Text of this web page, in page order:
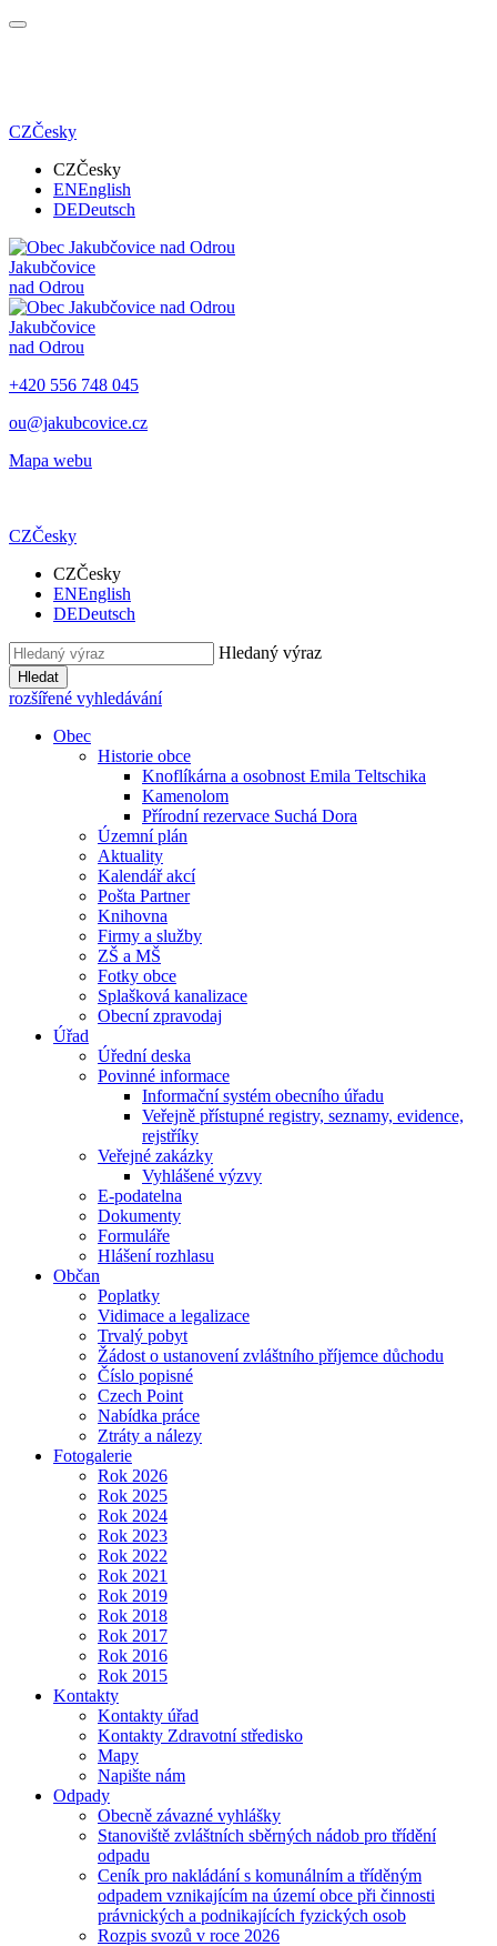
CZČesky
CZČesky
ENEnglish
DEDeutsch
Jakubčovice
nad Odrou
Jakubčovice
nad Odrou
+420 556 748 045
ou@jakubcovice.cz
Mapa webu
CZČesky
CZČesky
ENEnglish
DEDeutsch
Hledaný výraz
Hledat
rozšířené vyhledávání
Obec
Historie obce
Knoflíkárna a osobnost Emila Teltschika
Kamenolom
Přírodní rezervace Suchá Dora
Územní plán
Aktuality
Kalendář akcí
Pošta Partner
Knihovna
Firmy a služby
ZŠ a MŠ
Fotky obce
Splašková kanalizace
Obecní zpravodaj
Úřad
Úřední deska
Povinné informace
Informační systém obecního úřadu
Veřejně přístupné registry, seznamy, evidence,
rejstříky
Veřejné zakázky
Vyhlášené výzvy
E-podatelna
Dokumenty
Formuláře
Hlášení rozhlasu
Občan
Poplatky
Vidimace a legalizace
Trvalý pobyt
Žádost o ustanovení zvláštního příjemce důchodu
Číslo popisné
Czech Point
Nabídka práce
Ztráty a nálezy
Fotogalerie
Rok 2026
Rok 2025
Rok 2024
Rok 2023
Rok 2022
Rok 2021
Rok 2019
Rok 2018
Rok 2017
Rok 2016
Rok 2015
Kontakty
Kontakty úřad
Kontakty Zdravotní středisko
Mapy
Napište nám
Odpady
Obecně závazné vyhlášky
Stanoviště zvláštních sběrných nádob pro třídění
odpadu
Ceník pro nakládání s komunálním a tříděným
odpadem vznikajícím na území obce při činnosti
právnických a podnikajících fyzických osob
Rozpis svozů v roce 2026